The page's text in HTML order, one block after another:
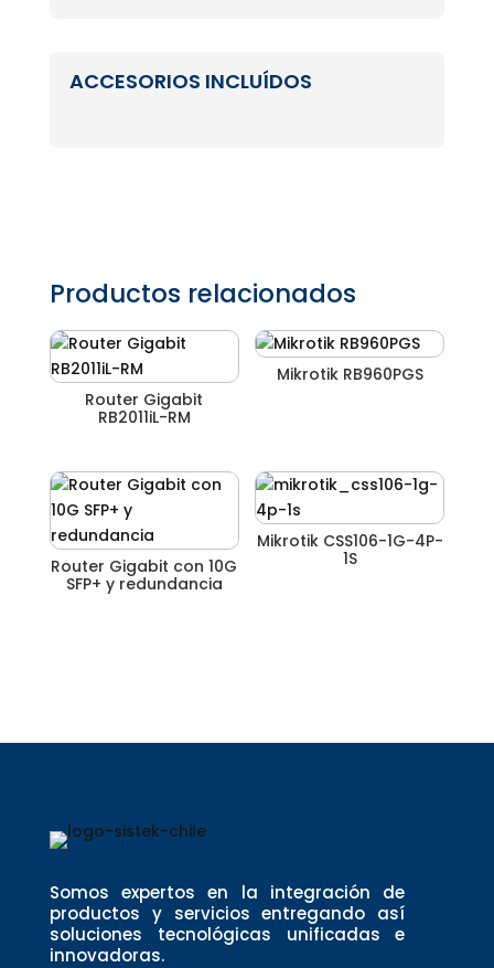
ACCESORIOS INCLUÍDOS
Productos relacionados
Router Gigabit
RB2011iL-RM
Mikrotik RB960PGS
Router Gigabit con 10G
SFP+ y redundancia
Mikrotik CSS106-1G-4P-
1S
Somos expertos en la integración de
productos y servicios entregando así
soluciones tecnológicas unificadas e
innovadoras.